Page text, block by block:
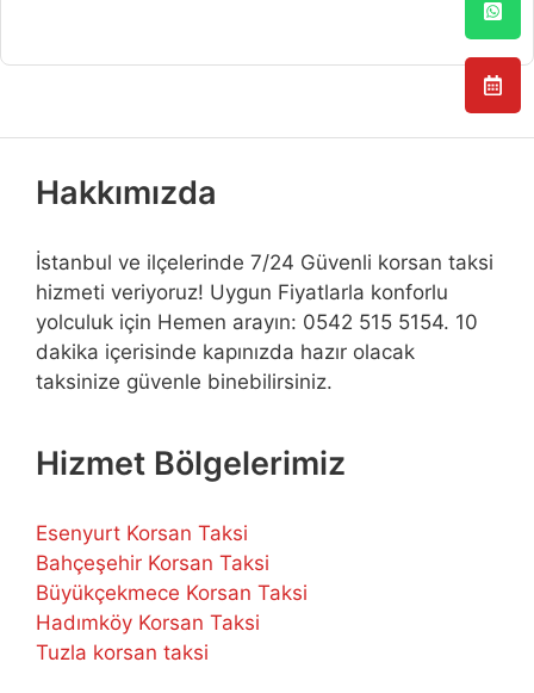
Hakkımızda
İstanbul ve ilçelerinde 7/24 Güvenli korsan taksi
hizmeti veriyoruz! Uygun Fiyatlarla konforlu
yolculuk için Hemen arayın: 0542 515 5154. 10
dakika içerisinde kapınızda hazır olacak
taksinize güvenle binebilirsiniz.
Hizmet Bölgelerimiz
Esenyurt Korsan Taksi
Bahçeşehir Korsan Taksi
Büyükçekmece Korsan Taksi
Hadımköy Korsan Taksi
Tuzla korsan taksi